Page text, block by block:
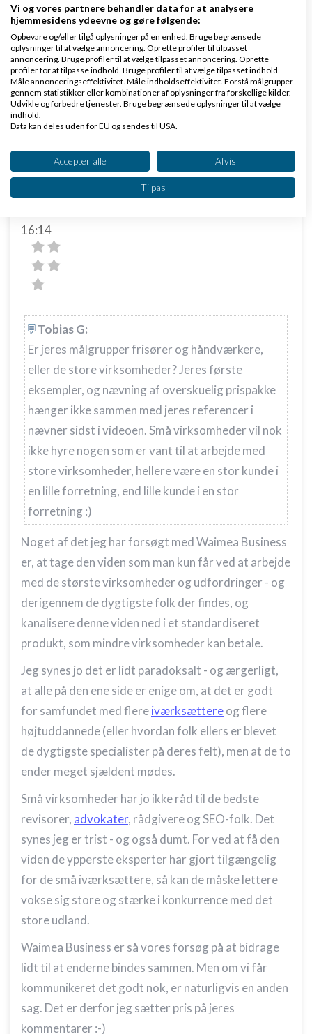
sådan en video typisk egentlig?
Den her har kostet ca. 17.000 kr. inkl. det hele
Svar
Waimea Digital
16:14
Tobias G:
Er jeres målgrupper frisører og håndværkere,
eller de store virksomheder? Jeres første
eksempler, og nævning af overskuelig prispakke
hænger ikke sammen med jeres referencer i
nævner sidst i videoen. Små virksomheder vil nok
ikke hyre nogen som er vant til at arbejde med
store virksomheder, hellere være en stor kunde i
en lille forretning, end lille kunde i en stor
forretning :)
Noget af det jeg har forsøgt med Waimea Business
er, at tage den viden som man kun får ved at arbejde
med de største virksomheder og udfordringer - og
derigennem de dygtigste folk der findes, og
kanalisere denne viden ned i et standardiseret
produkt, som mindre virksomheder kan betale.
Jeg synes jo det er lidt paradoksalt - og ærgerligt,
at alle på den ene side er enige om, at det er godt
for samfundet med flereiværksættereog flere
højtuddannede (eller hvordan folk ellers er blevet
de dygtigste specialister på deres felt), men at de to
ender meget sjældent mødes.
Små virksomheder har jo ikke råd til de bedste
revisorer, advokater, rådgivere og SEO-folk. Det
synes jeg er trist - og også dumt. For ved at få den
viden de ypperste eksperter har gjort tilgængelig
for de små iværksættere, så kan de måske lettere
vokse sig store og stærke i konkurrence med det
store udland.
Waimea Business er så vores forsøg på at bidrage
lidt til at enderne bindes sammen. Men om vi får
kommunikeret det godt nok, er naturligvis en anden
sag. Det er derfor jeg sætter pris på jeres
kommentarer :-)
Vi og vores partnere behandler data for at analysere
hjemmesidens ydeevne og gøre følgende:
Opbevare og/eller tilgå oplysninger på en enhed. Bruge begrænsede
oplysninger til at vælge annoncering. Oprette profiler til tilpasset
annoncering. Bruge profiler til at vælge tilpasset annoncering. Oprette
profiler for at tilpasse indhold. Bruge profiler til at vælge tilpasset indhold.
Måle annonceringseffektivitet. Måle indholdseffektivitet. Forstå målgrupper
gennem statistikker eller kombinationer af oplysninger fra forskellige kilder.
Udvikle og forbedre tjenester. Bruge begrænsede oplysninger til at vælge
indhold.
Data kan deles uden for EU og sendes til USA.
Se partnerliste (2 IAB-leverandører)
Vi bruger dine data til følgende formål:
IAB's behandlingsformål:
enhed
Bruge begrænsede oplysninger til at vælge
annoncering
Bruge profiler til at vælge tilpasset
annoncering
Oprette profiler for at tilpasse indhold
Bruge profiler til at vælge tilpasset indhold
Måle annonceringseffektivitet
Måle indholdseffektivitet
Forstå målgrupper gennem statistikker eller
kombinationer af oplysninger fra forskellige
kilder
Bruge begrænsede oplysninger til at vælge
IAB Special Features:
Bruge præcise geografiske
placeringsoplysninger
anmodede oplysninger
Ikke-IAB-behandlingsformål:
Nødvendig
Ydeevne
Funktionel
Annoncering / marketing
Accepter alle Afvis
Tilpas